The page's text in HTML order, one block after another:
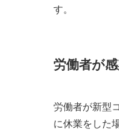
す。
労働者が
労働者が新型
に休業をした